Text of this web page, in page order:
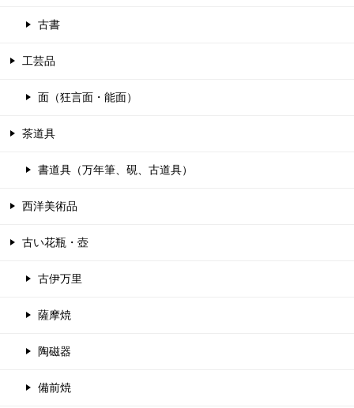
古書
工芸品
面（狂言面・能面）
茶道具
書道具（万年筆、硯、古道具）
西洋美術品
古い花瓶・壺
古伊万里
薩摩焼
陶磁器
備前焼